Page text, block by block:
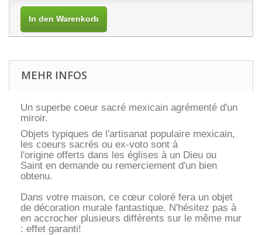
In den Warenkorb
MEHR INFOS
Un superbe coeur sacré mexicain agrémenté d'un
miroir.
Objets typiques de l'artisanat populaire mexicain,
les coeurs sacrés ou ex-voto sont à
l'origine offerts dans les églises à un Dieu ou
Saint en demande ou remerciement d'un bien
obtenu.
Dans votre maison, ce cœur coloré fera un objet
de décoration murale fantastique. N'hésitez pas à
en accrocher plusieurs différents sur le même mur
: effet garanti!